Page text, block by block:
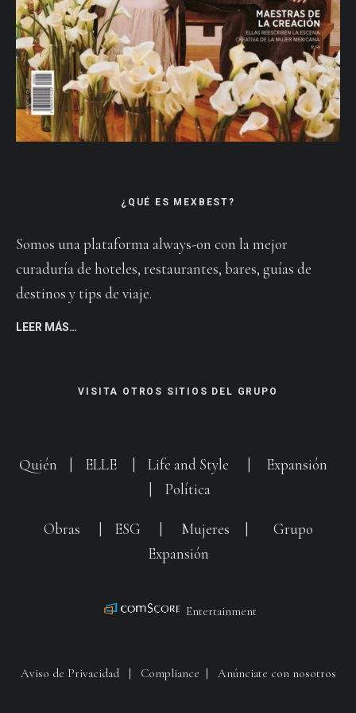
¿QUÉ ES MEXBEST?
Somos una plataforma always-on con la mejor
curaduría de hoteles, restaurantes, bares, guías de
destinos y tips de viaje.
LEER MÁS…
VISITA OTROS SITIOS DEL GRUPO
Quién ELLE Life and Style
Expansión
Política
Obras ESG Mujeres
Grupo
Expansión
Entertainment
Aviso de Privacidad| Compliance Anúnciate con nosotros